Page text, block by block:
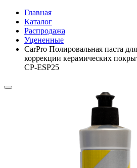
Главная
Каталог
Распродажа
Уцененные
CarPro Полировальная паста
коррекции керамических
CP-ESP25